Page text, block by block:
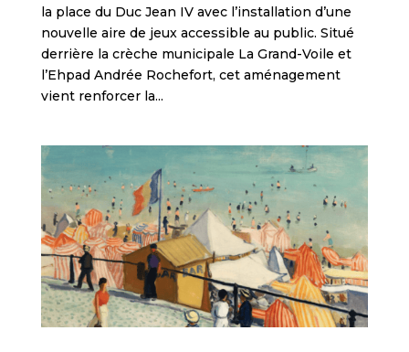
la place du Duc Jean IV avec l’installation d’une
nouvelle aire de jeux accessible au public. Situé
derrière la crèche municipale La Grand-Voile et
l’Ehpad Andrée Rochefort, cet aménagement
vient renforcer la...